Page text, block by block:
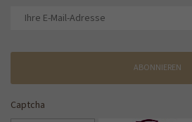
ABONNIEREN
Captcha